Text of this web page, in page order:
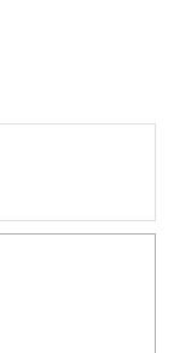
技能士